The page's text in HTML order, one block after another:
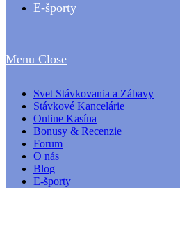
E-športy
Menu Close
Svet Stávkovania a Zábavy
Stávkové Kancelárie
Online Kasína
Bonusy & Recenzie
Forum
O nás
Blog
E-športy